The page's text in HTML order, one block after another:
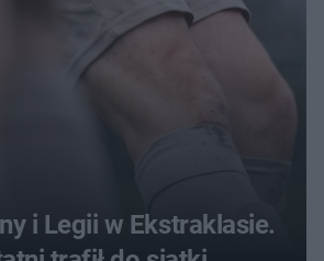
i Legii w Ekstraklasie.